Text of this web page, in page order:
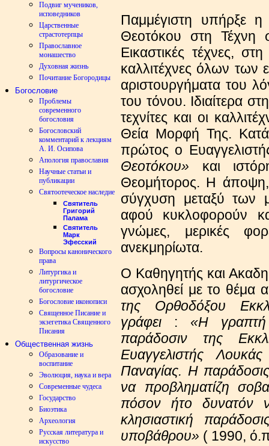
Подвиг мучеников,
исповедников
Царственные
страстотерпцы
Православное
монашество
Духовная жизнь
Почитание Богородицы
Богословие
Проблемы
современного
богословия
Богословский
комментарий к лекциям
А. И. Осипова
Апология православия
Научные статьи и
публикации
Святоотеческое наследие
Святитель
Григорий
Палама
Святитель
Марк
Эфесский
Вопросы канонического
права
Литургика и
литургическое
богословие
Богословие иконописи
Священное Писание и
экзегетика Священного
Писания
Общественная жизнь
Образование и
воспитание
Эволюция, наука и вера
Современные чудеса
Государство
Биоэтика
Археология
Русская литература и
искусство
Παμμέγιστη υπήρξε
Θεοτόκου στη Τέχνη
Εικαστικές τέχνες,
καλλιτέχνες όλων
αριστουργήματα του
του τόνου. Ιδιαίτερα
τεχνίτες και οι
Θεία Μορφή Της.
πρώτος ο
Θεοτόκου» και
Θεομήτορος. Η άποψη,
σύγχυση μεταξύ των
αφού κυκλοφορούν
γνώμες, μερικές
ανεκμηρίωτα.
Ο Καθηγητής και
ασχοληθεί με το θέμα
της Ορθοδόξου
γράφει : «Η
παράδοσιν της
Ευαγγελιστής
Παναγίας. Η
να προβληματίζη
πόσον ήτο δυνατόν
κλησιαστική
υποβάθρου» ( 1990,